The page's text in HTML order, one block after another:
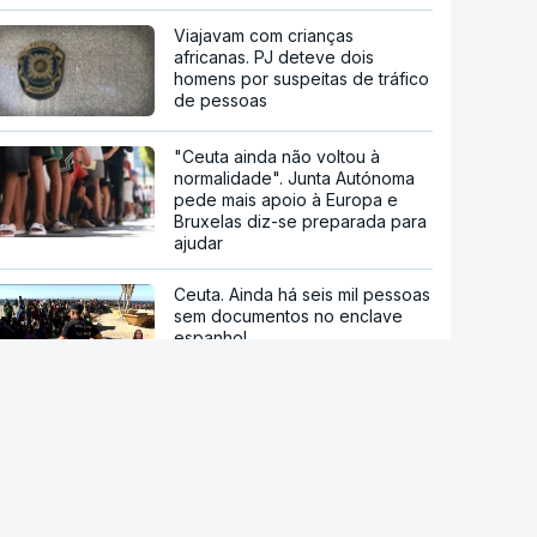
Viajavam com crianças
africanas. PJ deteve dois
homens por suspeitas de tráfico
de pessoas
"Ceuta ainda não voltou à
normalidade". Junta Autónoma
pede mais apoio à Europa e
Bruxelas diz-se preparada para
ajudar
Ceuta. Ainda há seis mil pessoas
sem documentos no enclave
espanhol